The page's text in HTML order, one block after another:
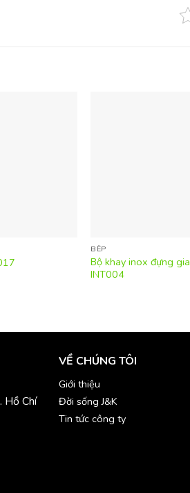
BẾP
Bộ khay inox đựng
INT004
Hồ Chí
VỀ CHÚNG TÔI
Giới thiệu
Đời sống J&K
Tin tức công ty